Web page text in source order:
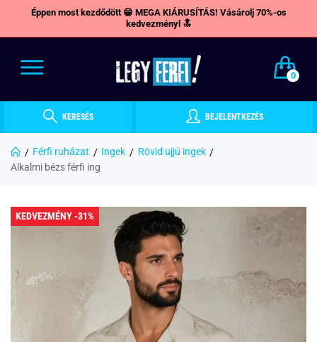
Éppen most kezdődött 😁 MEGA KIÁRUSÍTÁS! Vásárolj 70%-os
kedvezményl 🔝
0
KERESÉS BEJELENTKEZÉS
Férfi ruházat Ingek
Rövid ujjú ingek
Alkalmi bézs férfi ing
KEDVEZMÉNY -31%